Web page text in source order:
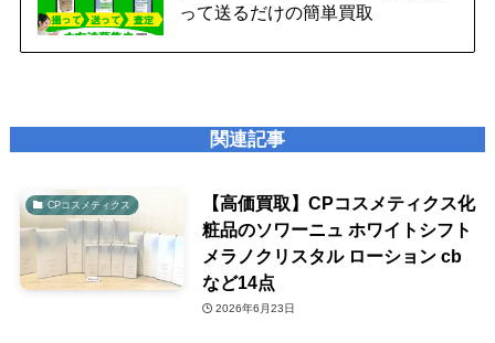
って送るだけの簡単買取
関連記事
CPコスメティクス
【高価買取】CPコスメティクス化
粧品のソワーニュ ホワイトシフト
メラノクリスタル ローション cb
など14点
2026年6月23日